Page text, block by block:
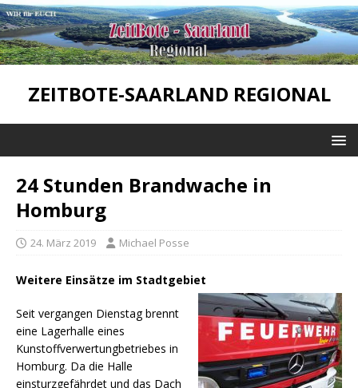
ZEITBOTE-SAARLAND REGIONAL
24 Stunden Brandwache in
Homburg
24. März 2019 Michael Posse
Weitere Einsätze im Stadtgebiet
Seit vergangen Dienstag brennt
eine Lagerhalle eines
Kunstoffverwertungbetriebes in
Homburg. Da die Halle
einsturzgefährdet und das Dach